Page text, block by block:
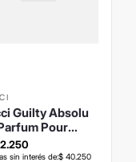
Guilty Absolu
Pour
60ml
.250
sin interés de:$ 40250